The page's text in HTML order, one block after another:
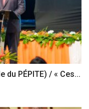
du PÉPITE) / « Ces...